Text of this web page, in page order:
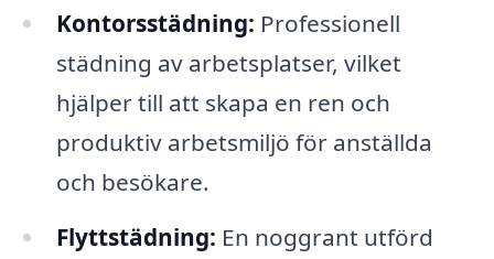
Kontorsstädning: Professionell
städning av arbetsplatser, vilket
hjälper till att skapa en ren och
produktiv arbetsmiljö för anställda
och besökare.
Flyttstädning: En noggrant utförd